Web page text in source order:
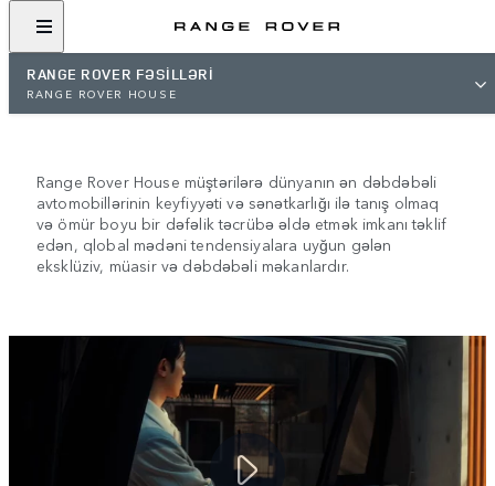
RANGE ROVER FƏSILLƏRI
RANGE ROVER HOUSE
RANGE ROVER HOUSE
Range Rover House müştərilərə dünyanın ən dəbdəbəli
avtomobillərinin keyfiyyəti və sənətkarlığı ilə tanış olmaq
və ömür boyu bir dəfəlik təcrübə əldə etmək imkanı təklif
edən, qlobal mədəni tendensiyalara uyğun gələn
eksklüziv, müasir və dəbdəbəli məkanlardır.